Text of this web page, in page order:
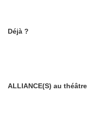
Déjà ?
ALLIANCE(S) au